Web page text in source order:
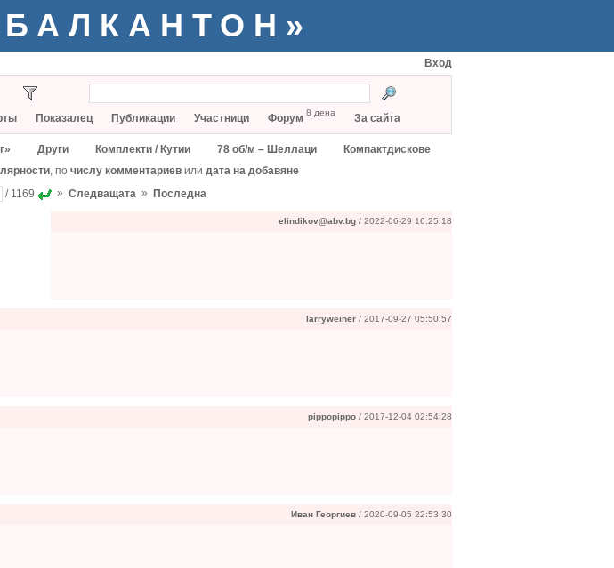
Вход
Показалец Публикации Участници Форум 8 дена За сайта
Други Комплекти / Кутии 78 об/м – Шеллаци
Компактдискове
, по числу комментариев или дата на добавяне
/ 1169 » Следващата » Последна
elindikov@abv.bg / 2022-06-29 16:25:18
larryweiner / 2017-09-27 05:50:57
pippopippo / 2017-12-04 02:54:28
Иван Георгиев / 2020-09-05 22:53:30